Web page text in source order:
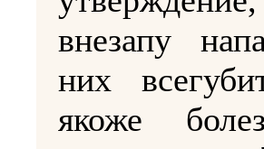
внезапу
них
якоже